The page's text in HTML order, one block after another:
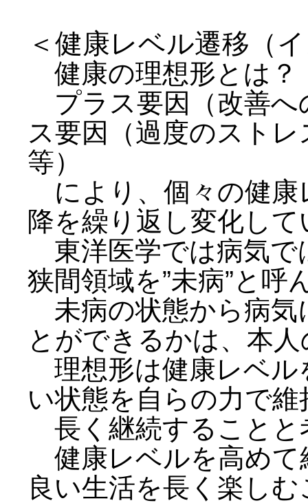
＜健康レベル遷移（
健康の理想形とは？
プラス要因（改善へ
ス要因（過度のスト
等）
により、個々の健康
降を繰り返し変化し
東洋医学では病気で
狭間領域を”未病”と呼
未病の状態から病気
とができるかは、本
理想形は健康レベル
い状態を自らの力で
長く継続することと
健康レベルを高めて
良い生活を長く楽し